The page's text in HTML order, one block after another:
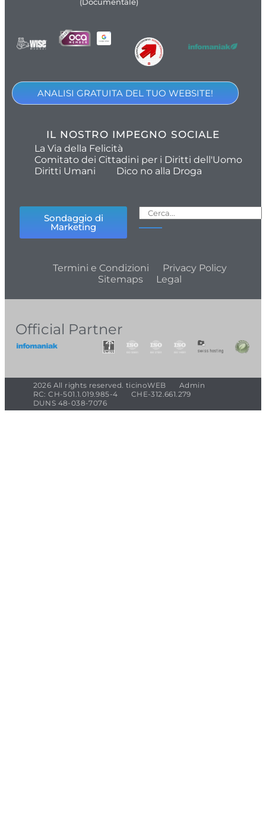
(Documentale)
ANALISI GRATUITA DEL TUO WEBSITE!
IL NOSTRO IMPEGNO SOCIALE
La Via della Felicità
Comitato dei Cittadini per i Diritti dell'Uomo
Diritti Umani
Dico no alla Droga
Sondaggio di
Marketing
Termini e Condizioni
Privacy Policy
Sitemaps
Legal
Official Partner
2026 All rights reserved. ticinoWEB
Admin
RC: CH-501.1.019.985-4
CHE-312.661.279
DUNS 48-038-7076